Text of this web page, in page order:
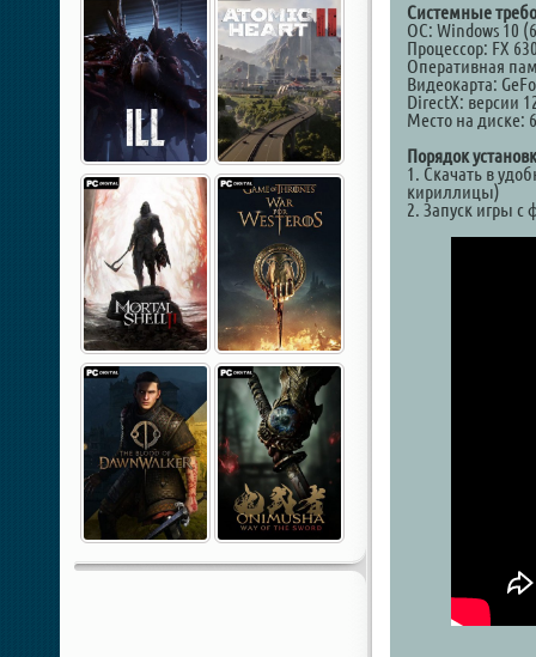
Системные
ОС: Windows 10
Процессор: FX
Оперативная
Видеокарта:
DirectX: версии
Место на диске:
Порядок
1. Скачать в
кириллицы)
2. Запуск игры с